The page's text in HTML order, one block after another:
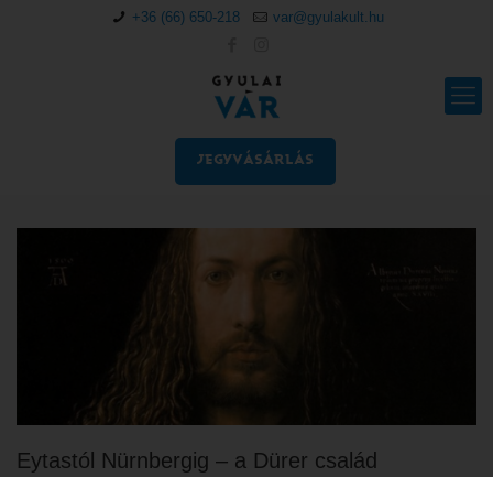
+36 (66) 650-218 var@gyulakult.hu
JEGYVÁSÁRLÁS
Eytastól Nürnbergig – a Dürer család